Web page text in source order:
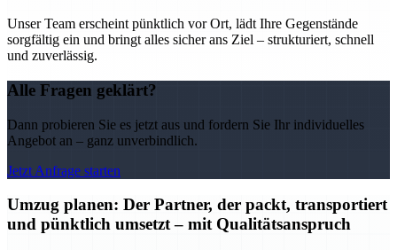
Unser Team erscheint pünktlich vor Ort, lädt Ihre Gegenstände
sorgfältig ein und bringt alles sicher ans Ziel – strukturiert, schnell
und zuverlässig.
Alle Fragen geklärt?
Dann probieren Sie es jetzt aus und fordern Sie Ihr individuelles
Angebot an – ganz unverbindlich.
Jetzt Anfrage starten
Umzug planen: Der Partner, der packt, transportiert
und pünktlich umsetzt – mit Qualitätsanspruch